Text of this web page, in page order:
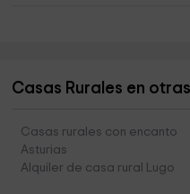
Casas Rurales en
Casas rurales con encanto
Asturias
Alquiler de casa rural Lugo